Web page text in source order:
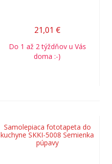
21,01 €
Do 1 až 2 týždňov u Vás
doma :-)
Samolepiaca fototapeta do
kuchyne SKKI-5008 Semienka
púpavy